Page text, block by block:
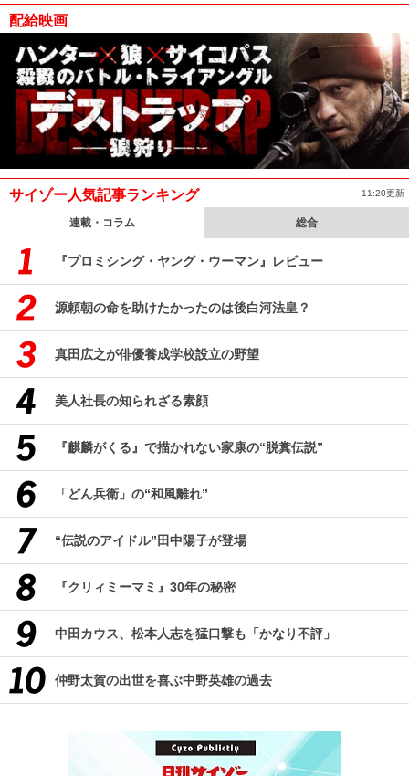
配給映画
サイゾー人気記事ランキング 11:20更新
連載・コラム 総合
『プロミシング・ヤング・ウーマン』レビュー
源頼朝の命を助けたかったのは後白河法皇？
真田広之が俳優養成学校設立の野望
美人社長の知られざる素顔
『麒麟がくる』で描かれない家康の“脱糞伝説”
「どん兵衛」の“和風離れ”
“伝説のアイドル”田中陽子が登場
『クリィミーマミ』30年の秘密
中田カウス、松本人志を猛口撃も「かなり不評」
仲野太賀の出世を喜ぶ中野英雄の過去